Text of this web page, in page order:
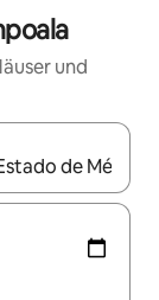
und
den